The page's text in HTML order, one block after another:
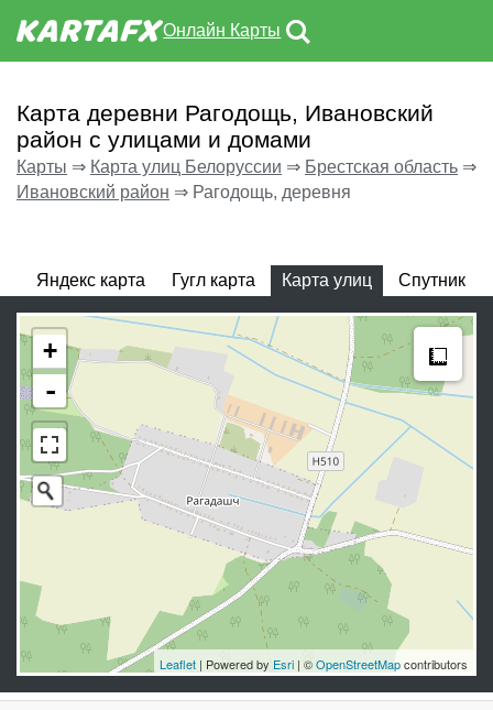
Онлайн Карты
Карта деревни Рагодощь, Ивановский
район с улицами и домами
Карты ⇒ Карта улиц Белоруссии ⇒ Брестская область ⇒
Ивановский район ⇒ Рагодощь, деревня
Яндекс карта Гугл карта Карта улиц Спутник
+
-
Leaflet | Powered by Esri | ©OpenStreetMapcontributors